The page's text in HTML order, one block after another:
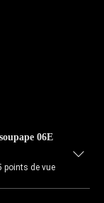
06E
points de vue